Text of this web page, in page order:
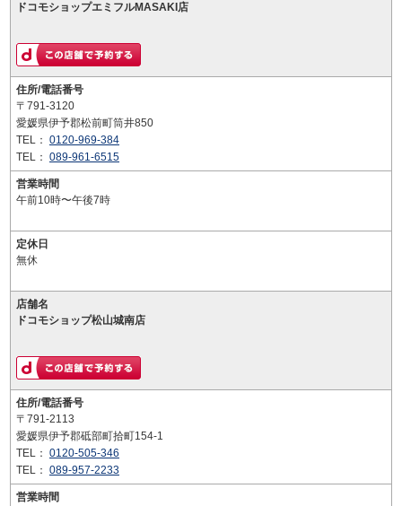
ドコモショップエミフルMASAKI店
住所/電話番号
〒791-3120
愛媛県伊予郡松前町筒井850
TEL： 0120-969-384
TEL： 089-961-6515
営業時間
午前10時〜午後7時
定休日
無休
店舗名
ドコモショップ松山城南店
住所/電話番号
〒791-2113
愛媛県伊予郡砥部町拾町154-1
TEL： 0120-505-346
TEL： 089-957-2233
営業時間